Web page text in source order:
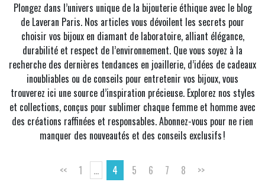
Plongez dans l’univers unique de la bijouterie éthique avec le blog
de Laveran Paris. Nos articles vous dévoilent les secrets pour
choisir vos bijoux en diamant de laboratoire, alliant élégance,
durabilité et respect de l’environnement. Que vous soyez à la
recherche des dernières tendances en joaillerie, d’idées de cadeaux
inoubliables ou de conseils pour entretenir vos bijoux, vous
trouverez ici une source d’inspiration précieuse. Explorez nos styles
et collections, conçus pour sublimer chaque femme et homme avec
des créations raffinées et responsables. Abonnez-vous pour ne rien
manquer des nouveautés et des conseils exclusifs !
<< 1 ... 4 5 6 7 8 >>